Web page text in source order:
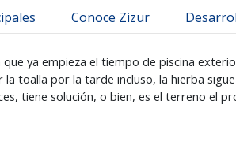
Conoce Zizur
que ya empieza el tiempo de piscina
toalla por la tarde incluso, la hierba
tiene solución, o bien, es el terreno el